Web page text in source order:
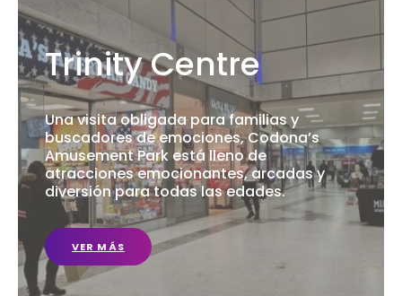
Trinity Centre
Una visita obligada para familias y
buscadores de emociones, Codona’s
Amusement Park está lleno de
atracciones emocionantes, arcadas y
diversión para todas las edades.
VER MÁS